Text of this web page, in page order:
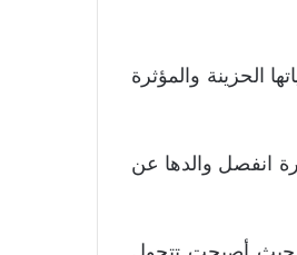
الحزينة والمؤثرة
انفصل والدها عن